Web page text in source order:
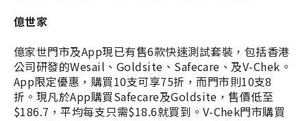
億世家
億家世門市及App現已有售6款快速測試套裝，包括香港
公司研發的Wesail、Goldsite、Safecare、及V-Chek。
App限定優惠，購買10支可享75折，而門市則10支8
折。現凡於App購買Safecare及Goldsite，售價低至
$186.7，平均每支只需$18.6就買到。V-Chek門市購買